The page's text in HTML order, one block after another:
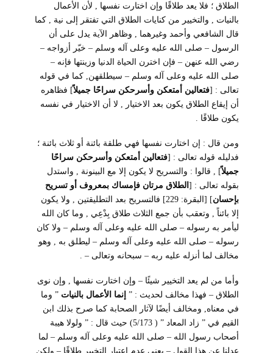
الطلاق ؛ فلا يعد طلاقًا وإن اختارت نفسها , لأن الأعمال
بالنيات , والتخيير من كنايات الطلاق التي تفتقر إلى نية , كما
قال الشافعي وأحمد وغيرهما , وظاهر الآية يدل على أن
الرسول – صلى الله عليه وعلى آله وسلم – خيّر أزواجه –
رضي الله عنهن – فإن اخترن الحياة الدنيا وزينتها فإنه –
صلى الله عليه وعلى آله وسلم – سيطلقهن, كما في قوله
تعالى : ]فتعالين أمتعكن وأسرحكن سراحًا جميلاً[ فظاهره
أن إيقاع الطلاق يكون بعد الاختيار , لا أن الاختيار في نفسه
يكون طلاقًا .
ومن قال : إن اختارت نفسها فهي طلقة بائنة أو ثلاث بائنة ؛
فدليله قوله تعالى : ]فتعالين أمتعكن وأسرحكن سراحًا
جميلاً[ , قالوا : والتسريح لا يكون إلا مع البينونة , واستدل
بقوله تعالى : ] الطلاق مرتان فإمساك بمعروف أو تسريح
بإحسان[
[البقرة: 229] فالتسريح بعد التطليقتين , ولا يكون
إلا بائناً , وتعقب بأن جمع الثلاث طلاق بِدْعِي , وما كان الله
ليأمر به رسوله – صلى الله عليه وعلى آله وسلم – ولا كان
رسوله – صلى الله عليه وعلى آله وسلم – ليطلق به , وهو
مخالف لما أنزله عليه ربه – سبحانه وتعالى – .
وأما من لم يعد التخيير شيئًا – وإن اختارت نفسها , وإن نوى
الطلاق – فهذا مخالف لحديث : ” إنما الأعمال بالنيات” وما
في معناه, ومخالف أيضًا لآثار الصحابة كما صرح بذلك ابن
القيم في ” زاد المعاد ” ( 5/173) حيث قال : ” ولولا هيبة
أصحاب رسول الله – صلى الله عليه وعلى آله وسلم – لما
عدلنا عن هذا القول – يعني عدم اعتبار التخيير طلاقًا – ولكن